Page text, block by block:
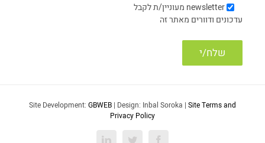
newsletter מעוניין/ת לקבל
עדכונים ודוורים מאתר זה
Site Development: GBWEB | Design: Inbal Soroka | Site Terms and
Privacy Policy
Facebook
Twitter
LinkedIn